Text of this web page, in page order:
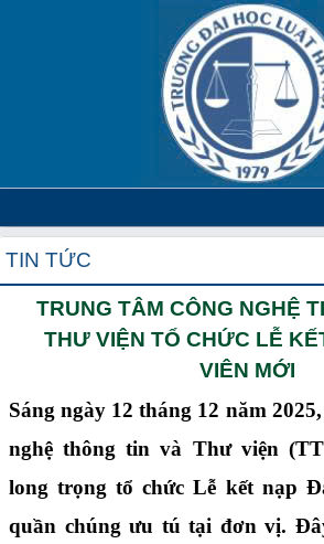
TIN TỨC
TRUNG TÂM CÔNG NGHỆ
THƯ VIỆN TỔ CHỨC LỄ
VIÊN MỚI
Sáng ngày 12 tháng 12 năm
nghệ thông tin và Thư viện
long trọng tổ chức Lễ kết nạp
quần chúng ưu tú tại đơn vị.